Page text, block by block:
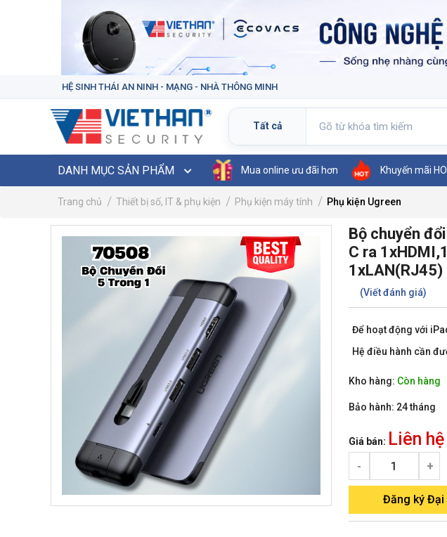
HỆ SINH THÁI AN NINH - MẠNG - NHÀ THÔNG MINH
DANH MỤC SẢN PHẨM Mua online ưu đãi hơn Khuyến mãi
Trang chủ Thiết bị số, IT & phụ kiện Phụ kiện máy tính Phụ kiện Ugreen
Bộ chuyển
C ra
1xLAN(RJ45)
(Viết đánh giá)
Để hoạt động với
Hệ điều hành cần
Kho hàng: Còn hàng
Bảo hành: 24 tháng
Giá bán: Liên hệ
- +
Đăng ký Đại